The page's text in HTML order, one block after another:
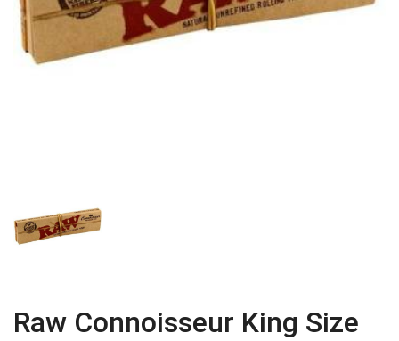
Raw Connoisseur King Size